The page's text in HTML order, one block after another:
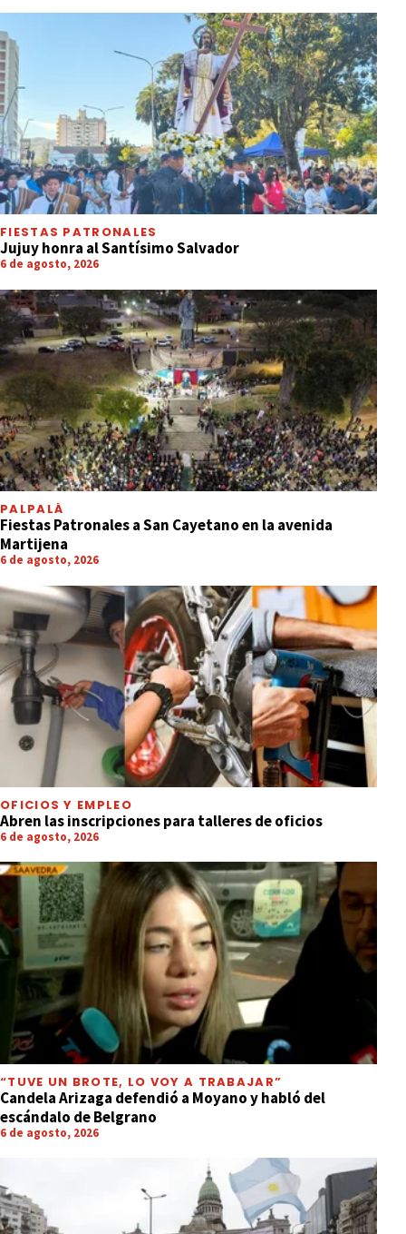
FIESTAS PATRONALES
Jujuy honra al Santísimo Salvador
6 de agosto, 2026
PALPALÁ
Fiestas Patronales a San Cayetano en la avenida
Martijena
6 de agosto, 2026
OFICIOS Y EMPLEO
Abren las inscripciones para talleres de oficios
6 de agosto, 2026
“TUVE UN BROTE, LO VOY A TRABAJAR”
Candela Arizaga defendió a Moyano y habló del
escándalo de Belgrano
6 de agosto, 2026